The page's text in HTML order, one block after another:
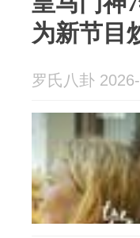
为新节目
罗氏八卦